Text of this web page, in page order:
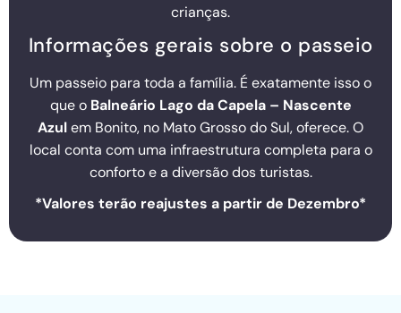
crianças.
Informações gerais sobre o passeio
Um passeio para toda a família. É exatamente isso o
que o Balneário Lago da Capela – Nascente
Azulem Bonito, no Mato Grosso do Sul, oferece. O
local conta com uma infraestrutura completa para o
conforto e a diversão dos turistas.
*Valores terão reajustes a partir de Dezembro*